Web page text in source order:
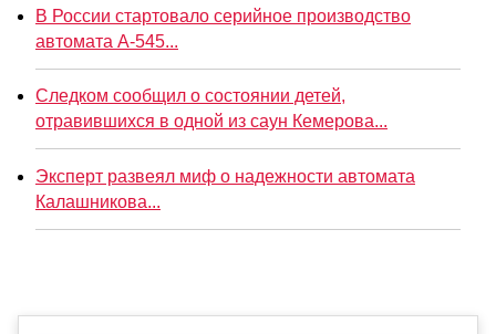
В России стартовало серийное производство
автомата А-545...
Следком сообщил о состоянии детей,
отравившихся в одной из саун Кемерова...
Эксперт развеял миф о надежности автомата
Калашникова...